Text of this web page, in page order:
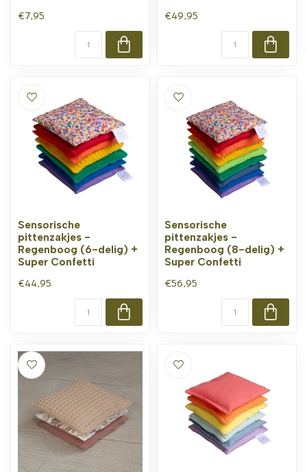
€7,95
€49,95
Sensorische
pittenzakjes -
Regenboog (6-delig) +
Super Confetti
€44,95
Sensorische
pittenzakjes -
Regenboog (8-delig) +
Super Confetti
€56,95